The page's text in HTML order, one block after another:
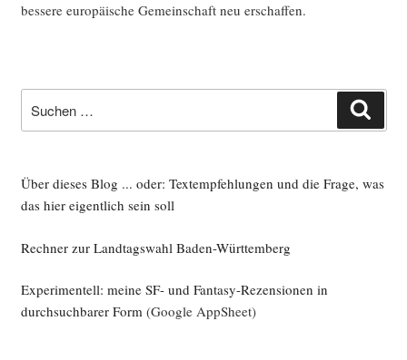
bes­se­re euro­päi­sche Gemein­schaft neu erschaffen.
nach:
Über dieses Blog ... oder: Textempfehlungen und die Frage, was
das hier eigentlich sein soll
Rechner zur Landtagswahl Baden-Württemberg
Experimentell: meine SF- und Fantasy-Rezensionen in
durchsuchbarer Form(Google AppSheet)